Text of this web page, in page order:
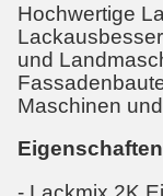
Hochwertige
und
Maschinen